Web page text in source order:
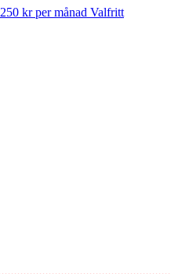
250 kr per månad Valfritt